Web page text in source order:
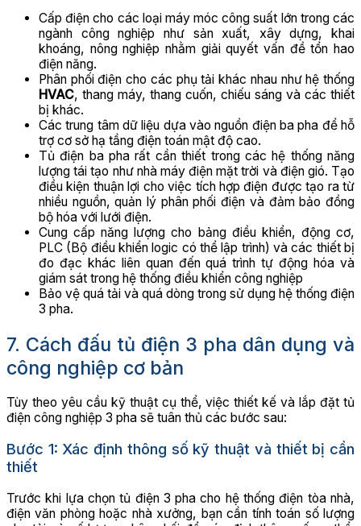
Cấp điện cho các loại máy móc công suất lớn trong các
ngành công nghiệp như sản xuất, xây dựng, khai
khoáng, nông nghiệp nhằm giải quyết vấn đề tổn hao
điện năng.
Phân phối điện cho các phụ tải khác nhau như hệ thống
HVAC, thang máy, thang cuốn, chiếu sáng và các thiết
bị khác.
Các trung tâm dữ liệu dựa vào nguồn điện ba pha để hỗ
trợ cơ sở hạ tầng điện toán mật độ cao.
Tủ điện ba pha rất cần thiết trong các hệ thống năng
lượng tái tạo như nhà máy điện mặt trời và điện gió. Tạo
điều kiện thuận lợi cho việc tích hợp điện được tạo ra từ
nhiều nguồn, quản lý phân phối điện và đảm bảo đồng
bộ hóa với lưới điện.
Cung cấp năng lượng cho bảng điều khiển, động cơ,
PLC (Bộ điều khiển logic có thể lập trình) và các thiết bị
đo đạc khác liên quan đến quá trình tự động hóa và
giám sát trong hệ thống điều khiển công nghiệp
Bảo vệ quá tải và quá dòng trong sử dụng hệ thống điện
3 pha.
7. Cách đấu tủ điện 3 pha dân dụng và
công nghiệp cơ bản
Tùy theo yêu cầu kỹ thuật cụ thể, việc thiết kế và lắp đặt tủ
điện công nghiệp 3 pha sẽ tuân thủ các bước sau:
Bước 1: Xác định thông số kỹ thuật và thiết bị cần
thiết
Trước khi lựa chọn tủ điện 3 pha cho hệ thống điện tòa nhà,
điện văn phòng hoặc nhà xưởng, bạn cần tính toán số lượng